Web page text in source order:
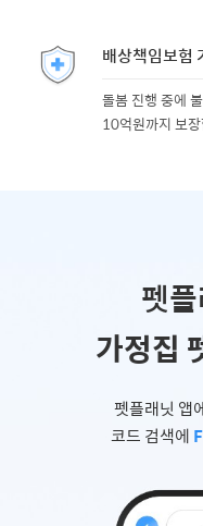
배상책임보험
돌봄 진행 중에
10억원까지 보
펫
가정집
펫플래닛 앱
코드 검색에